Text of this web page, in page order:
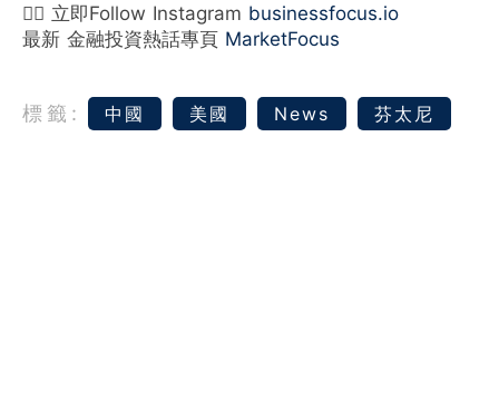
👉🏻 立即Follow Instagram businessfocus.io
最新 金融投資熱話專頁 MarketFocus
標籤: 中國 美國 News 芬太尼